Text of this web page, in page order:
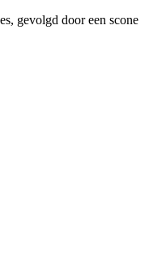
gevolgd door een scone